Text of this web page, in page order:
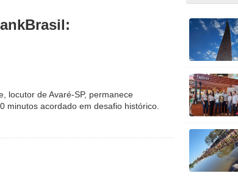
locutor de Avaré-SP, permanece
minutos acordado em desafio histórico.